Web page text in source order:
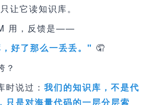
让它读知识库。
用，反馈是——
好了那么一丢丢。" 🤦
？
时说过： 我们的知识库，不是代
只是对海量代码的一层分层索